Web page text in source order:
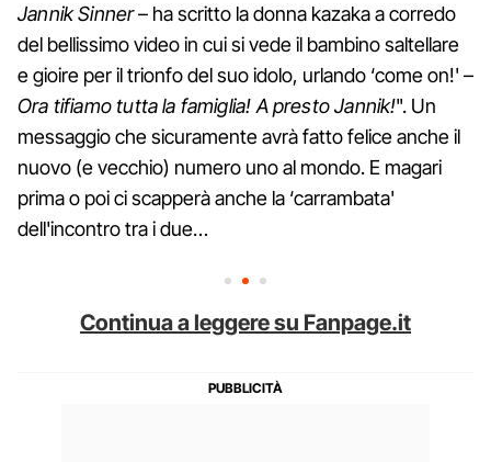
Jannik Sinner– ha scritto la donna kazaka a corredo
del bellissimo video in cui si vede il bambino saltellare
e gioire per il trionfo del suo idolo, urlando ‘come on!' –
Ora tifiamo tutta la famiglia! A presto Jannik!". Un
messaggio che sicuramente avrà fatto felice anche il
nuovo (e vecchio) numero uno al mondo. E magari
prima o poi ci scapperà anche la ‘carrambata'
dell'incontro tra i due…
Continua a leggere su Fanpage.it